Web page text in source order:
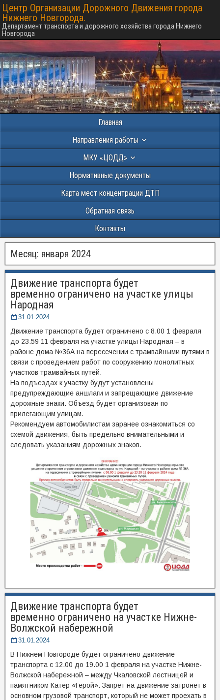
Центр Организации Дорожного Движения города
Нижнего Новгорода.
Департамент транспорта и дорожного хозяйства города Нижнего
Новгорода
Главная
Направления работы
МКУ «ЦОДД»
Нормативные документы
Карта мест концентрации ДТП
Обратная связь
Контакты
Месяц: января 2024
Движение транспорта будет
временно ограничено на участке улицы
Народная
31.01.2024
Движение транспорта будет ограничено с 8.00 1 февраля
до 23.59 11 февраля на участке улицы Народная – в
районе дома №36А на пересечении с трамвайными путями в
связи с проведением работ по сооружению монолитных
участков трамвайных путей.
На подъездах к участку будут установлены
предупреждающие аншлаги и запрещающие движение
дорожные знаки. Объезд будет организован по
прилегающим улицам.
Рекомендуем автомобилистам заранее ознакомиться со
схемой движения, быть предельно внимательными и
следовать указаниям дорожных знаков.
Движение транспорта будет
временно ограничено на участке Нижне-
Волжской набережной
31.01.2024
В Нижнем Новгороде будет ограничено движение
транспорта с 12.00 до 19.00 1 февраля на участке Нижне-
Волжской набережной – между Чкаловской лестницей и
памятником Катер «Герой». Запрет на движение затронет в
основном грузовой транспорт, который не может проехать в